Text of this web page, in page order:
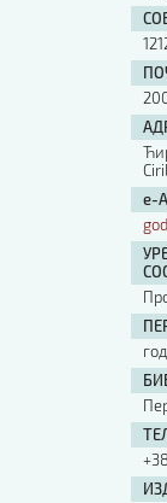
е-